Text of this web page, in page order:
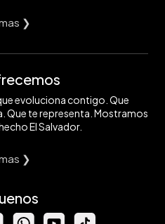
❯
evoluciona contigo. Que
Que te representa. Mostramos
El Salvador.
❯